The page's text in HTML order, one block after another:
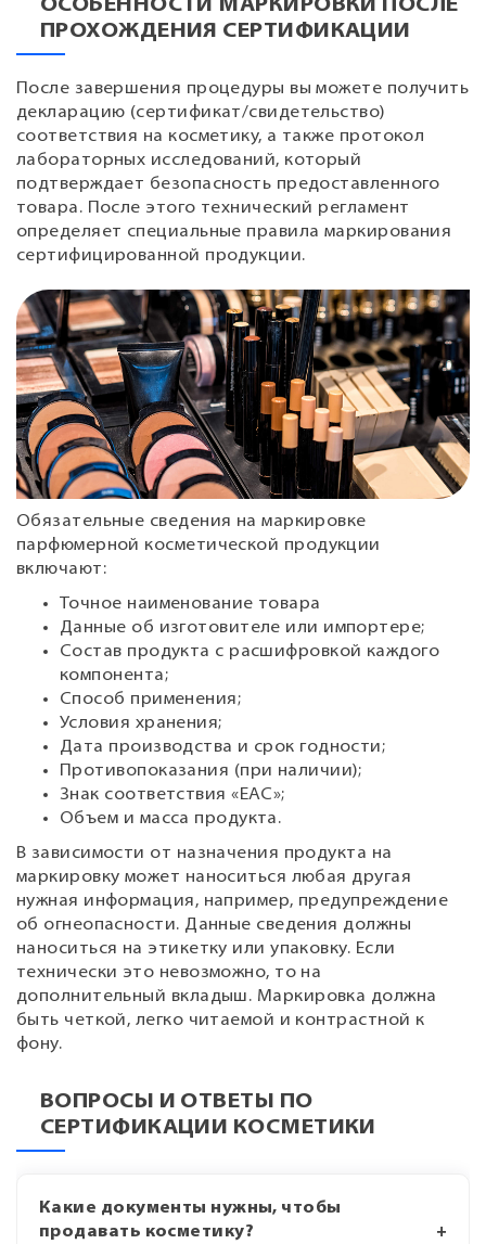
ОСОБЕННОСТИ МАРКИРОВКИ ПОСЛЕ
ПРОХОЖДЕНИЯ СЕРТИФИКАЦИИ
После завершения процедуры вы можете получить
декларацию (сертификат/свидетельство)
соответствия на косметику, а также протокол
лабораторных исследований, который
подтверждает безопасность предоставленного
товара. После этого технический регламент
определяет специальные правила маркирования
сертифицированной продукции.
Обязательные сведения на маркировке
парфюмерной косметической продукции
включают:
Точное наименование товара
Данные об изготовителе или импортере;
Состав продукта с расшифровкой каждого
компонента;
Способ применения;
Условия хранения;
Дата производства и срок годности;
Противопоказания (при наличии);
Знак соответствия «ЕАС»;
Объем и масса продукта.
В зависимости от назначения продукта на
маркировку может наноситься любая другая
нужная информация, например, предупреждение
об огнеопасности. Данные сведения должны
наноситься на этикетку или упаковку. Если
технически это невозможно, то на
дополнительный вкладыш. Маркировка должна
быть четкой, легко читаемой и контрастной к
фону.
ВОПРОСЫ И ОТВЕТЫ ПО
СЕРТИФИКАЦИИ КОСМЕТИКИ
Какие документы нужны, чтобы
продавать косметику?